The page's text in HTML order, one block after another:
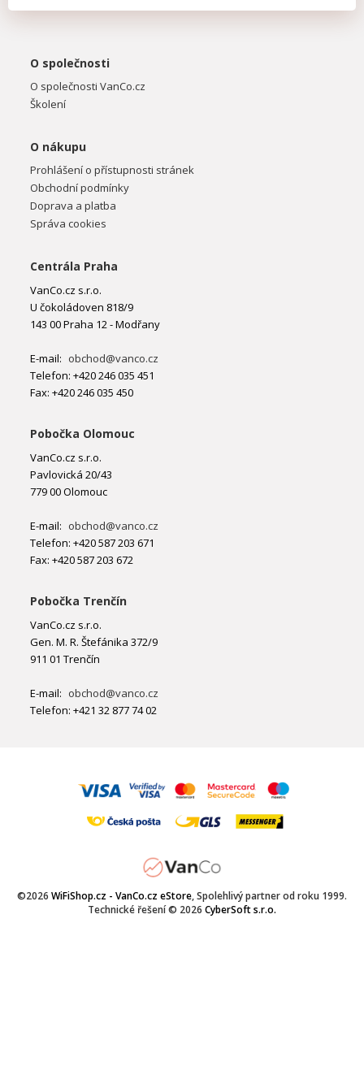
O společnosti
O společnosti VanCo.cz
Školení
O nákupu
Prohlášení o přístupnosti stránek
Obchodní podmínky
Doprava a platba
Správa cookies
Centrála Praha
VanCo.cz s.r.o.
U čokoládoven 818/9
143 00 Praha 12 - Modřany
E-mail: obchod@vanco.cz
Telefon: +420 246 035 451
Fax: +420 246 035 450
Pobočka Olomouc
VanCo.cz s.r.o.
Pavlovická 20/43
779 00 Olomouc
E-mail: obchod@vanco.cz
Telefon: +420 587 203 671
Fax: +420 587 203 672
Pobočka Trenčín
VanCo.cz s.r.o.
Gen. M. R. Štefánika 372/9
911 01 Trenčín
E-mail: obchod@vanco.cz
Telefon: +421 32 877 74 02
©2026 WiFiShop.cz - VanCo.cz eStore, Spolehlivý partner od roku 1999.
Technické řešení © 2026 CyberSoft s.r.o.